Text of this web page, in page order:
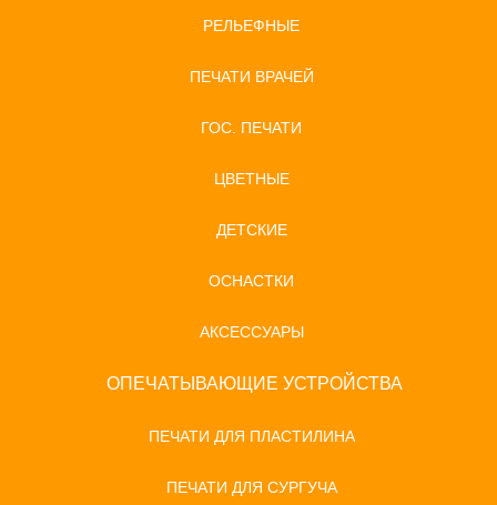
РЕЛЬЕФНЫЕ
ПЕЧАТИ ВРАЧЕЙ
ГОС. ПЕЧАТИ
ЦВЕТНЫЕ
ДЕТСКИЕ
ОСНАСТКИ
АКСЕССУАРЫ
ОПЕЧАТЫВАЮЩИЕ УСТРОЙСТВА
ПЕЧАТИ ДЛЯ ПЛАСТИЛИНА
ПЕЧАТИ ДЛЯ СУРГУЧА